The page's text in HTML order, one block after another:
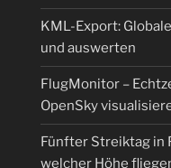
KML-Export:
und auswerten
FlugMonitor –
OpenSky
Fünfter Streiktag in
welcher Höhe